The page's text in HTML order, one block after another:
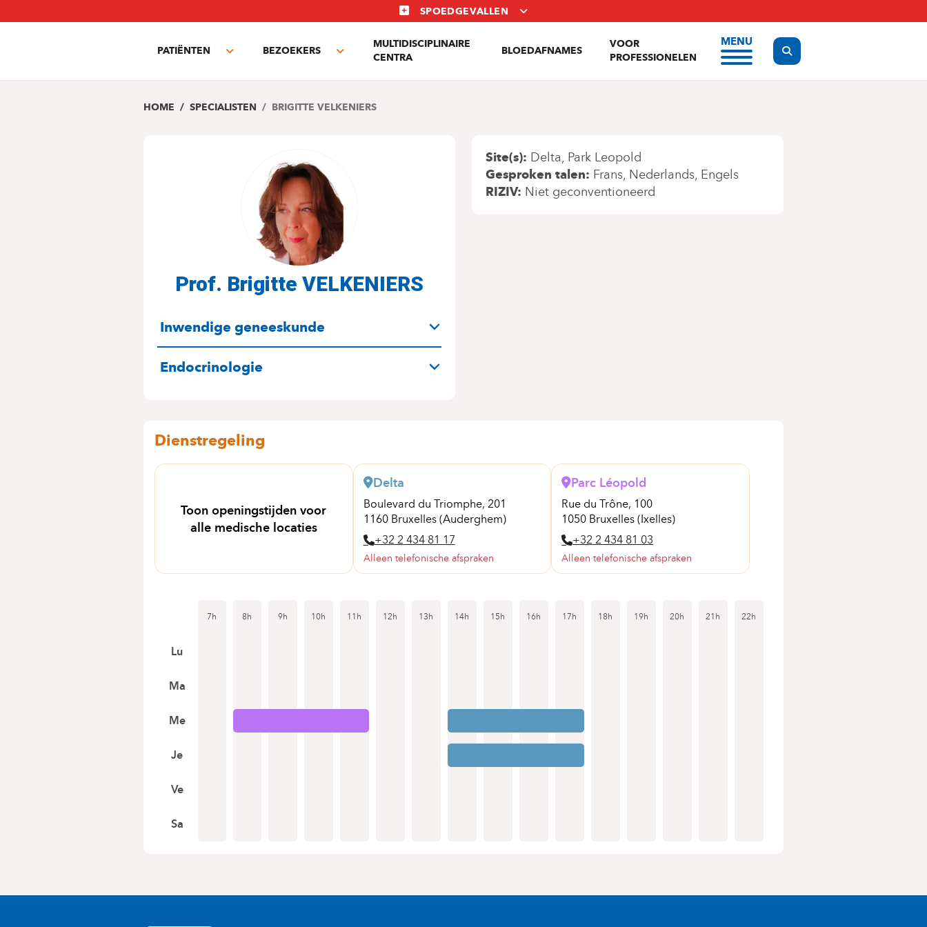
en
SPOEDGEVALLEN
PATIËNTEN
Toggle
BEZOEKERS
Toggle
MULTIDISCIPLINAIRE
CENTRA
BLOEDAFNAMES
VOOR
PROFESSIONELEN
MENU
Display the search form
HOME SPECIALISTEN BRIGITTE VELKENIERS
Prof. Brigitte VELKENIERS
SPECIALITEITEN
Inwendige geneeskunde
Endocrinologie
Site(s) Delta Park Leopold
Gesproken talen Frans Nederlands Engels
RIZIV Niet geconventioneerd
Dienstregeling
Toon openingstijden voor
alle medische locaties
Delta
Boulevard du Triomphe, 201
1160 Bruxelles (Auderghem)
+32 2 434 81 17
Alleen telefonische afspraken
Parc Léopold
Rue du Trône, 100
1050 Bruxelles (Ixelles)
+32 2 434 81 03
Alleen telefonische afspraken
7h 8h 9h 10h 11h 12h 13h 14h 15h 16h 17h 18h 19h 20h 21h 22h
Lu
Ma
Me
Je
Ve
Sa